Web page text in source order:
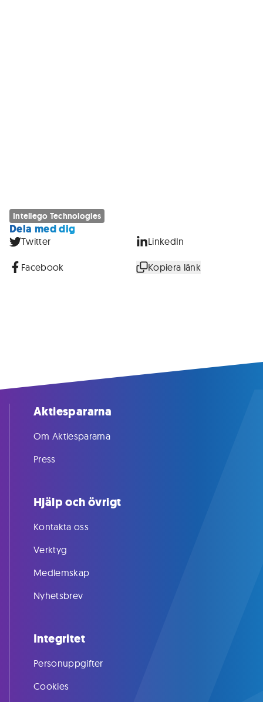
Intellego Technologies
Dela med dig
Twitter LinkedIn
Facebook Kopiera länk
Aktiespararna
Om Aktiespararna
Press
Hjälp och övrigt
Kontakta oss
Verktyg
Medlemskap
Nyhetsbrev
Integritet
Personuppgifter
Cookies